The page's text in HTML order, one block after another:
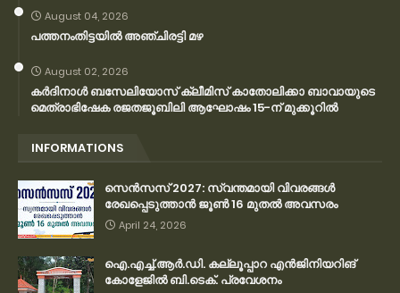
August 04, 2026
പത്തനംതിട്ടയിൽ അഞ്ചിരട്ടി മഴ
August 02, 2026
കര്‍ദിനാള്‍ ബസേലിയോസ് ക്ലീമിസ് കാതോലിക്കാ ബാവായുടെ
മെത്രാഭിഷേക രജതജൂബിലി ആഘോഷം 15-ന് മുക്കൂറില്‍
INFORMATIONS
സെന്‍സസ് 2027: സ്വന്തമായി വിവരങ്ങള്‍
രേഖപ്പെടുത്താന്‍ ജൂണ്‍ 16 മുതല്‍ അവസരം
April 24, 2026
ഐ.എച്ച്.ആർ.ഡി. കല്ലൂപ്പാറ എൻജിനിയറിങ്
കോളേജിൽ ബി.ടെക്. പ്രവേശനം